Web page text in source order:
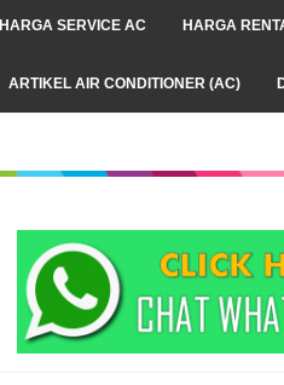
HARGA SERVICE AC HARGA
ARTIKEL AIR CONDITIONER (AC)